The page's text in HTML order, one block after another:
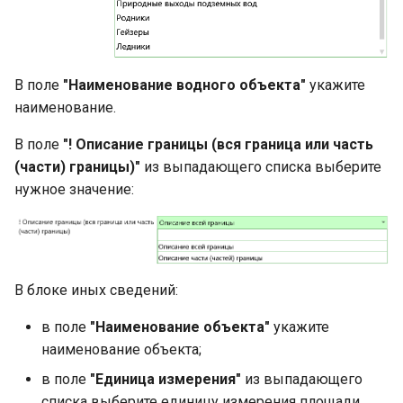
В поле "Наименование водного объекта" укажите
наименование.
В поле "! Описание границы (вся граница или часть
(части) границы)" из выпадающего списка выберите
нужное значение:
В блоке иных сведений:
в поле "Наименование объекта" укажите
наименование объекта;
в поле "Единица измерения" из выпадающего